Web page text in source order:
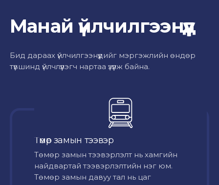
Манай үйлчилгээнүүд
Бид дараах үйлчилгээнүүдийг мэргэжлийн өндөр
түвшинд үйлчлүүлэгч нартаа үзүүлж байна.
Төмөр замын тээвэр
Төмөр замын тээвэрлэлт нь хамгийн
найдвартай тээвэрлэлтийн нэг юм.
Төмөр замын давуу тал нь цаг